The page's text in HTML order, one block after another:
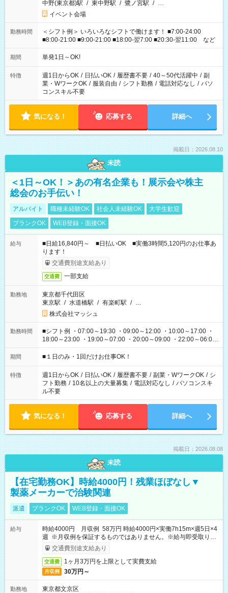
中野(東京都)駅 / 東中野駅 / 鷺ノ宮駅 / …
イベント会場
勤務時間
＜シフト例＞ いろいろなシフトで働けます！ ■7:00-24:00
■8:00-21:00 ■9:00-21:00 ■18:00-翌7:00 ■20:30-翌11:00 など
期間 単発1日～OK!
特徴 週1日からOK / 日払いOK / 履歴書不要 / 40～50代活躍中 / 副
業・WワークOK / 服装自由 / シフト勤務 / 電話対応なし / パソ
コンスキル不要
気になる！ 応募する 詳細へ
掲載日：2026.08.10
未読
＜1日～OK！＞あの有名企業も！展示会や株主
総会のお手伝い！
アルバイト 職種未経験OK 社会人未経験OK
大学生歓迎
ブランクOK
WEB登録・面接OK
給与
■日給16,840円～ ■日払いOK ■実働3時間5,120円のお仕事あ
ります！
交通費別途支給あり
交通費 一部支給
勤務地
東京都千代田区
東京駅 / 水道橋駅 / 有楽町駅 / …
株式会社マッシュ
勤務時間
■シフト例 ・07:00～19:30 ・09:00～12:00 ・10:00～17:00 ・
18:00～23:00 ・19:00～07:00 ・20:00～09:00 ・22:00～06:00
etc ★最短で3時間で5,120円のお仕事から 15時間で2万円近く稼
げるお仕事も！ ご希望のお時間に合わせてご紹介！ ※シフトは
ください！
期間 ■１日のみ・1回だけお仕事OK！
特徴 週1日からOK / 日払いOK / 履歴書不要 / 副業・WワークOK / シ
フト勤務 / 10名以上の大量募集 / 電話対応なし / パソコンスキ
ル不要
気になる！ 応募する 詳細へ
掲載日：2026.08.08
未読
【在宅勤務OK】時給4000円！残業ほぼなし▼
製薬メーカーで治験関連
派遣 ブランクOK WEB登録・面接OK
給与
時給4000円 月収例 58万円 時給4000円×実働7h15m×週5日×4
週 ※月収例を保証するものではありません。※給与即受取りサ
ービス利用可（利用条件有）
交通費別途支給あり
交通費 1ヶ月3万円を上限として実費支給
月収例 30万円～
勤務地
東京都文京区